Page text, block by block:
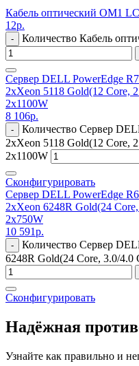
Кабель оптический OM1
12р.
- Количество Кабель
Сервер DELL PowerEdge
2xXeon 5118 Gold(12 Core,
2x1100W
8 106р.
-
Количество Сервер
2xXeon 5118 Gold(12 Core,
2x1100W
Сконфигурировать
Сервер DELL PowerEdge
2xXeon 6248R Gold(24
2x750W
10 591р.
-
Количество Сервер
6248R Gold(24 Core, 3.0/
Сконфигурировать
Надёжная
Узнайте как правильно и